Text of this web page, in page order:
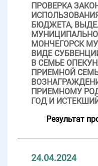
ПРОВЕРКА
БЮДЖЕТА,
МОНЧЕГОРСК
ВИДЕ
В СЕМЬЕ
ПРИЕМНОЙ
ПРИЕМНОМУ
ГОД И
Результат
24.04.2024